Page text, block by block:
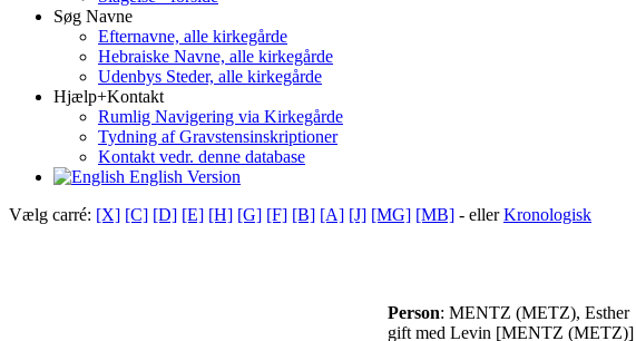
Søg Navne
Efternavne, alle kirkegårde
Hebraiske Navne, alle kirkegårde
Udenbys Steder, alle kirkegårde
Hjælp+Kontakt
Rumlig Navigering via Kirkegårde
Tydning af Gravstensinskriptioner
Kontakt vedr. denne database
English Version
Vælg carré: [X] [C] [D] [E] [H] [G] [F] [B] [A] [J] [MG] [MB] - ellerKronologisk
Person: MENTZ (METZ), Esther
gift med Levin [MENTZ (METZ)]